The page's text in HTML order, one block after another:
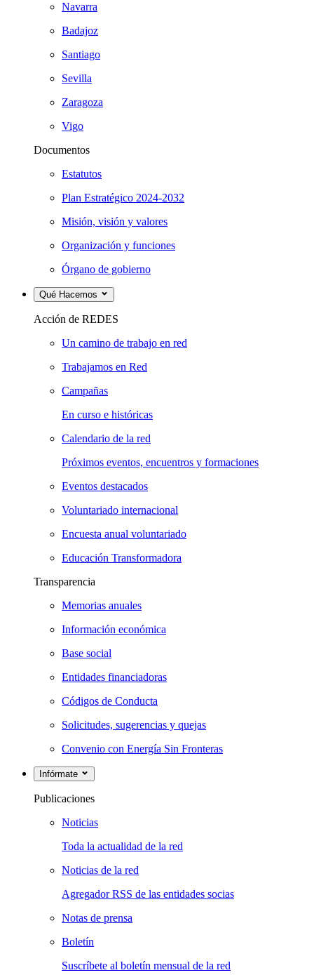
Navarra
Badajoz
Santiago
Sevilla
Zaragoza
Vigo
Documentos
Estatutos
Plan Estratégico 2024-2032
Misión, visión y valores
Organización y funciones
Órgano de gobierno
Qué Hacemos
Acción de REDES
Un camino de trabajo en red
Trabajamos en Red
Campañas
En curso e históricas
Calendario de la red
Próximos eventos, encuentros y formaciones
Eventos destacados
Voluntariado internacional
Encuesta anual voluntariado
Educación Transformadora
Transparencia
Memorias anuales
Información económica
Base social
Entidades financiadoras
Códigos de Conducta
Solicitudes, sugerencias y quejas
Convenio con Energía Sin Fronteras
Infórmate
Publicaciones
Noticias
Toda la actualidad de la red
Noticias de la red
Agregador RSS de las entidades socias
Notas de prensa
Boletín
Suscríbete al boletín mensual de la red